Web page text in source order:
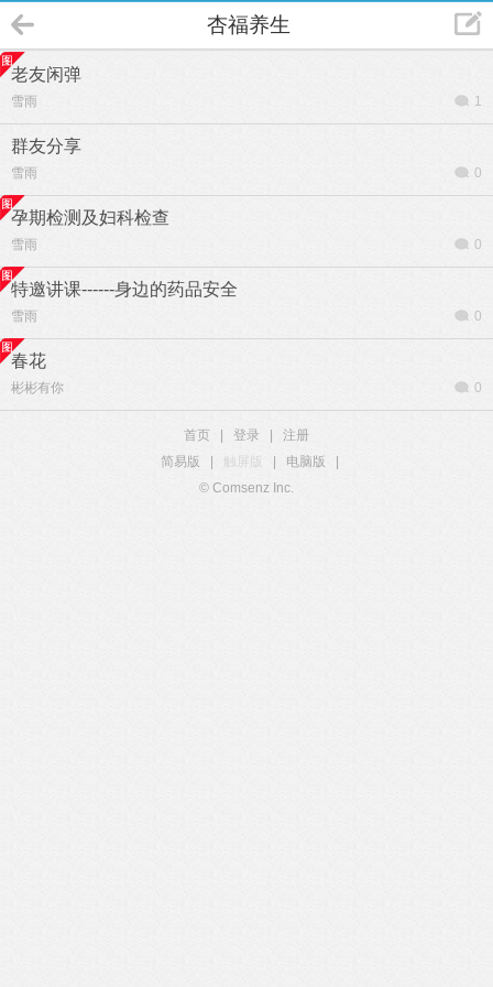
杏福养生
老友闲弹
雪雨 1
群友分享
雪雨 0
孕期检测及妇科检查
雪雨 0
特邀讲课------身边的药品安全
雪雨 0
春花
彬彬有你 0
首页 登录
注册
简易版
触屏版 电脑版
© Comsenz Inc.